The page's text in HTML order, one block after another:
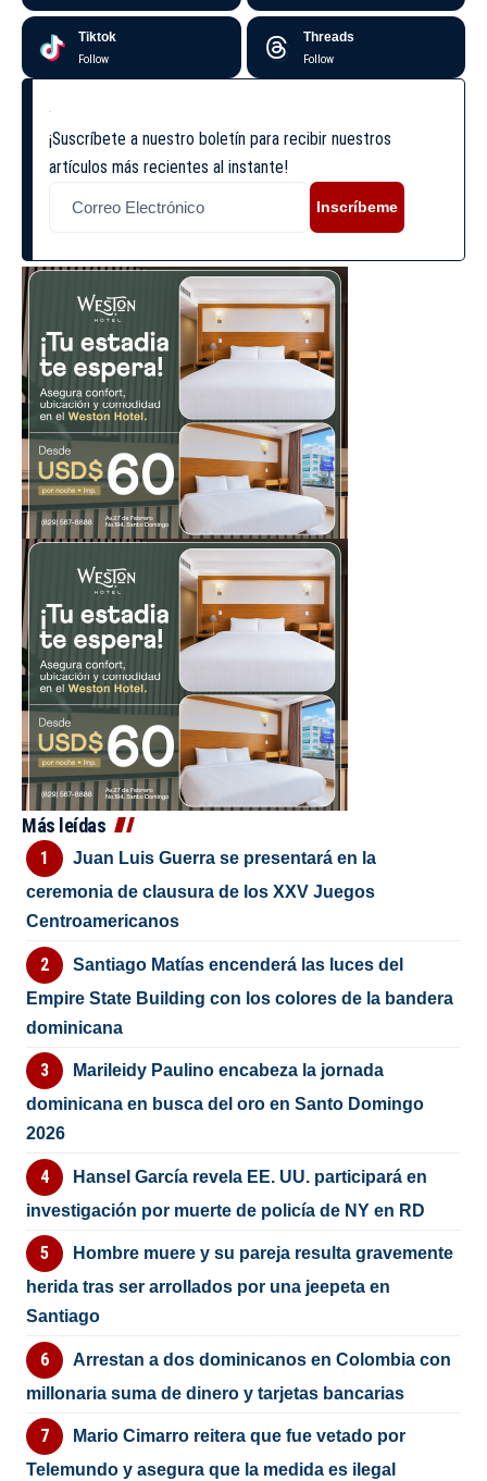
Tiktok
Follow
Threads
Follow
¡Suscríbete a nuestro boletín para recibir nuestros
artículos más recientes al instante!
Inscríbeme
Más leídas
Juan Luis Guerra se presentará en la
ceremonia de clausura de los XXV Juegos
Centroamericanos
Santiago Matías encenderá las luces del
Empire State Building con los colores de la bandera
dominicana
Marileidy Paulino encabeza la jornada
dominicana en busca del oro en Santo Domingo
2026
Hansel García revela EE. UU. participará en
investigación por muerte de policía de NY en RD
Hombre muere y su pareja resulta gravemente
herida tras ser arrollados por una jeepeta en
Santiago
Arrestan a dos dominicanos en Colombia con
millonaria suma de dinero y tarjetas bancarias
Mario Cimarro reitera que fue vetado por
Telemundo y asegura que la medida es ilegal